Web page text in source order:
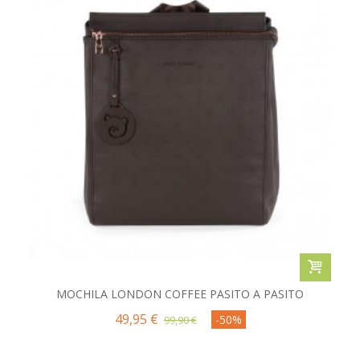
MOCHILA LONDON COFFEE PASITO A PASITO
49,95 € 99,90 € -50%